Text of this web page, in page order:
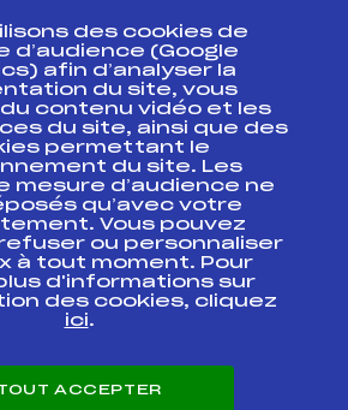
fédéral
fédéral
Formation, Suivi
professionnel
des cookies de
d’audience (Google
afin d’analyser la
du site, vous
contenu vidéo et les
du site, ainsi que des
permettant le
du site. Les
mesure d’audience ne
qu’avec votre
Vous pouvez
ou personnaliser
à tout moment. Pour
d'informations sur
des cookies, cliquez
ici.
ACCEPTER